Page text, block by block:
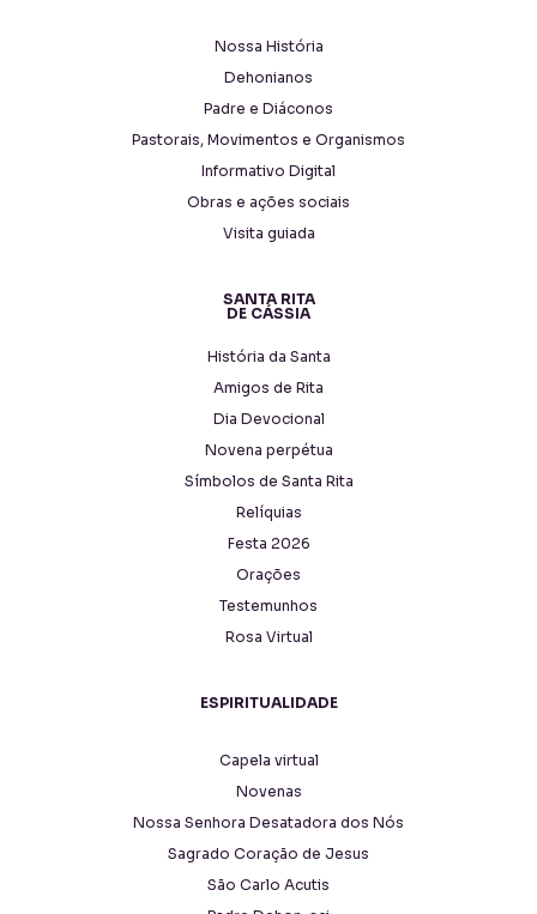
Nossa História
Dehonianos
Padre e Diáconos
Pastorais, Movimentos e Organismos
Informativo Digital
Obras e ações sociais
Visita guiada
SANTA RITA
DE CÁSSIA
História da Santa
Amigos de Rita
Dia Devocional
Novena perpétua
Símbolos de Santa Rita
Relíquias
Festa 2026
Orações
Testemunhos
Rosa Virtual
ESPIRITUALIDADE
Capela virtual
Novenas
Nossa Senhora Desatadora dos Nós
Sagrado Coração de Jesus
São Carlo Acutis